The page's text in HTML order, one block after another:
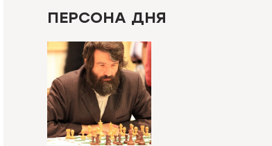
ПЕРСОНА ДНЯ